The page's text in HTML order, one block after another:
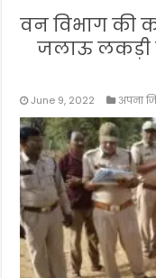
वन विभाग की
जलाऊ लकड़ी
June 9, 2022 अपना